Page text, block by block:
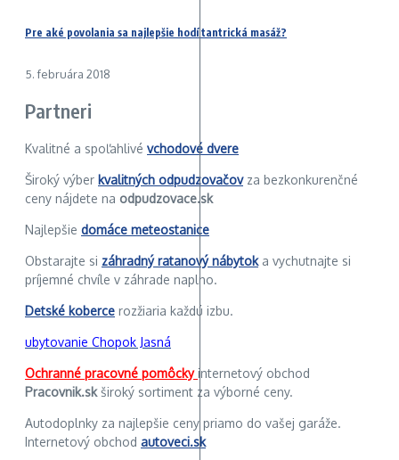
Pre aké povolania sa najlepšie hodí tantrická masáž?
5. februára 2018
Partneri
Kvalitné a spoľahlivé vchodové dvere
Široký výber kvalitných odpudzovačovza bezkonkurenčné
ceny nájdete na odpudzovace.sk
Najlepšie domáce meteostanice
Obstarajte si záhradný ratanový nábytoka vychutnajte si
príjemné chvíle v záhrade naplno.
Detské koberce rozžiaria každú izbu.
ubytovanie Chopok Jasná
Ochranné pracovné pomôckyinternetový obchod
Pracovnik.skširoký sortiment za výborné ceny.
Autodoplnky za najlepšie ceny priamo do vašej garáže.
Internetový obchod autoveci.sk